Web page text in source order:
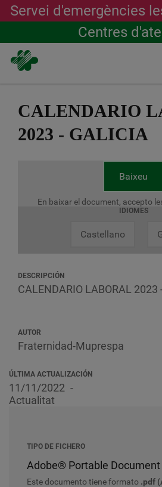
contingut
Servei d'emergències
Centres
CALENDARIO
2023 - GALICIA
Baixeu
En baixar el document, accepto
IDIOMES
Castellano
DESCRIPCIÓN
CALENDARIO LABORAL 2023
AUTOR
Fraternidad-Muprespa
ÚLTIMA ACTUALIZACIÓN
11/11/2022
Actualitat
TIPO DE FICHERO
Adobe® Portable
Este documento tiene formato .pdf